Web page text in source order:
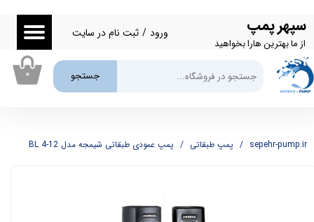
سپهر پمپ
از ما بهترین هارا بخواهید
جستجو
ورود / ثبت نام در سایت
حساب کاربری من
تغییر گذر واژه
سفارشات
۰
sepehr-pump.ir پمپ طبقاتی پمپ عمودی طبقاتی شیمجه مدل BL 4-12